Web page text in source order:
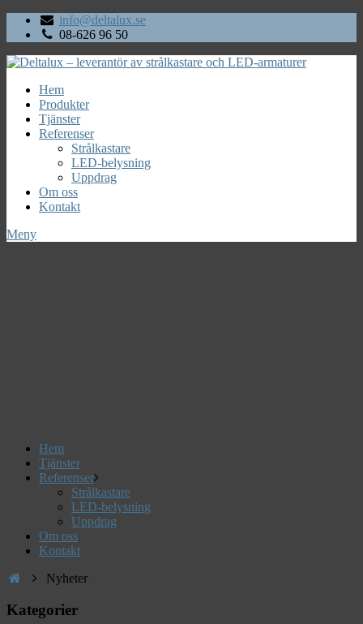
info@deltalux.se
08-626 96 50
Hem
Produkter
Tjänster
Referenser
Strålkastare
LED-belysning
Uppdrag
Om oss
Kontakt
Meny
Hem
Tjänster
Referenser
Strålkastare
LED-belysning
Uppdrag
Om oss
Kontakt
Nyheter
Kategorier